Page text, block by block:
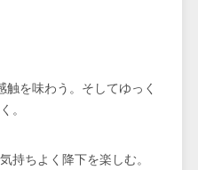
触を味わう。そしてゆっく
。
持ちよく降下を楽しむ。